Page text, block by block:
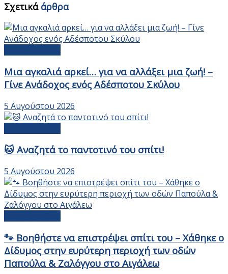
Σχετικάάρθρα
Μια αγκαλιά αρκεί… για να αλλάξει μια ζωή! –
Γίνε Ανάδοχος ενός Αδέσποτου Σκύλου
5 Αυγούστου 2026
🐱 Αναζητά το παντοτινό του σπίτι!
5 Αυγούστου 2026
🐾 Βοηθήστε να επιστρέψει σπίτι του – Χάθηκε ο
Δίδυμος στην ευρύτερη περιοχή των οδών
Παπούλα & Ζαλόγγου στο Αιγάλεω